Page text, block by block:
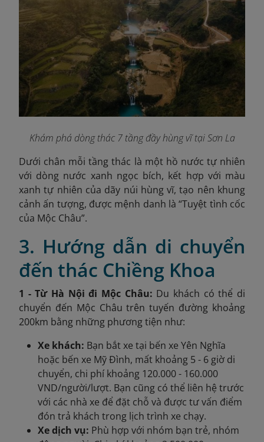
Khám phá dòng thác 7 tầng đầy hùng vĩ tại Sơn La
Dưới chân mỗi tầng thác là một hồ nước tự nhiên
với dòng nước xanh ngọc bích, kết hợp với màu
xanh tự nhiên của dãy núi hùng vĩ, tạo nên khung
cảnh ấn tượng, được mệnh danh là “Tuyệt tình cốc
của Mộc Châu”.
3. Hướng dẫn di chuyển
đến thác Chiềng Khoa
1 - Từ Hà Nội đi Mộc Châu: Du khách có thể di
chuyển đến Mộc Châu trên tuyến đường khoảng
200km bằng những phương tiện như:
Xe khách: Bạn bắt xe tại bến xe Yên Nghĩa
hoặc bến xe Mỹ Đình, mất khoảng 5 - 6 giờ di
chuyển, chi phí khoảng 120.000 - 160.000
VND/người/lượt. Bạn cũng có thể liên hệ trước
với các nhà xe để đặt chỗ và được tư vấn điểm
đón trả khách trong lịch trình xe chạy.
Xe dịch vụ: Phù hợp với nhóm bạn trẻ, nhóm